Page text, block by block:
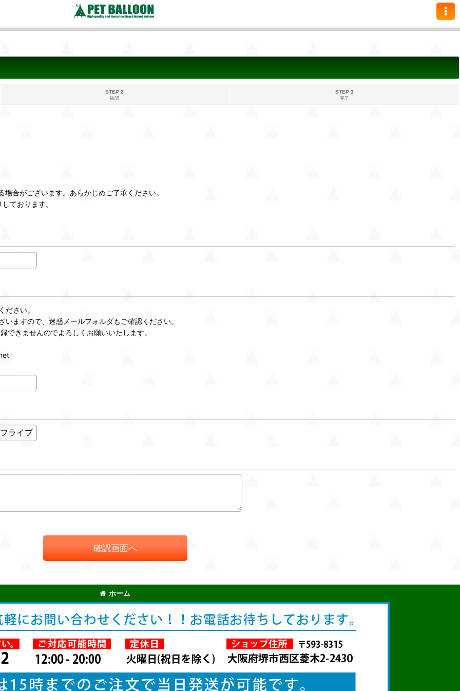
STEP 2
確認
STEP 3
完了
合がございます。あらかじめご了承ください。
ております。
さい。
ますので、迷惑メールフォルダもご確認ください。
できませんのでよろしくお願いいたします。
確認画面へ
ホーム